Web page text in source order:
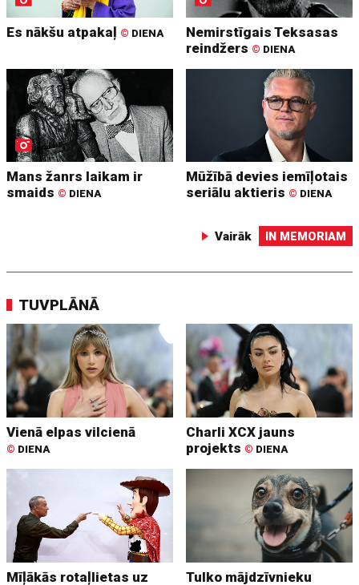
Es nākšu atpakaļ © DIENA
Nemirstīgais Teksasas
reindžers © DIENA
Mans žanrs laikam ir
smaids © DIENA
Mūžībā devies iemīļotais
seriālu aktieris © DIENA
Vairāk IN MEMORIAM
TUVPLĀNĀ
Vienā elpas vilcienā
© DIENA
Charli XCX jauns
projekts © DIENA
Mīļākās rotaļlietas uz
Tulko mājdzīvnieku